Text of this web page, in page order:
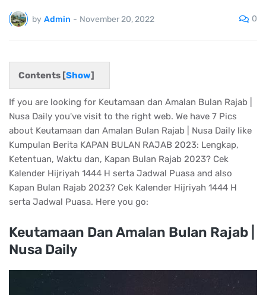
by Admin - November 20, 2022 0
Contents [Show]
If you are looking for Keutamaan dan Amalan Bulan Rajab |
Nusa Daily you've visit to the right web. We have 7 Pics
about Keutamaan dan Amalan Bulan Rajab | Nusa Daily like
Kumpulan Berita KAPAN BULAN RAJAB 2023: Lengkap,
Ketentuan, Waktu dan, Kapan Bulan Rajab 2023? Cek
Kalender Hijriyah 1444 H serta Jadwal Puasa and also
Kapan Bulan Rajab 2023? Cek Kalender Hijriyah 1444 H
serta Jadwal Puasa. Here you go:
Keutamaan Dan Amalan Bulan Rajab |
Nusa Daily